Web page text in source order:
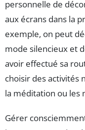
personnelle de
aux écrans dans la
exemple, on peut
mode silencieux et
avoir effectué sa
choisir des activités
la méditation ou les
Gérer